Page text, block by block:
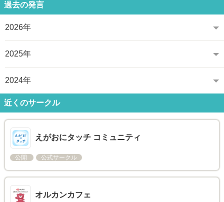
過去の発言
2026年
2025年
2024年
近くのサークル
えがおにタッチ コミュニティ
公開 公式サークル
オルカンカフェ